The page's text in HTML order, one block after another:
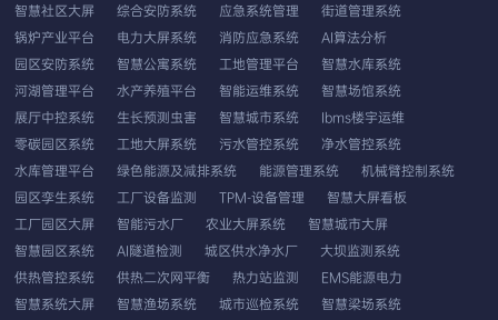
智慧社区大屏
综合安防系统 应急系统管理
街道管理系统
锅炉产业平台
电力大屏系统 消防应急系统
AI算法分析
园区安防系统
智慧公寓系统 工地管理平台
智慧水库系统
河湖管理平台
水产养殖平台 智能运维系统
智慧场馆系统
展厅中控系统
生长预测虫害 智慧城市系统
Ibms楼宇运维
零碳园区系统
工地大屏系统 污水管控系统
净水管控系统
水库管理平台
绿色能源及减排系统 能源管理系统
机械臂控制系统
园区孪生系统
工厂设备监测 TPM-设备管理
智慧大屏看板
工厂园区大屏
智能污水厂 农业大屏系统
智慧城市大屏
智慧园区系统
AI隧道检测 城区供水净水厂
大坝监测系统
供热管控系统
供热二次网平衡 热力站监测
EMS能源电力
智慧系统大屏
智慧渔场系统 城市巡检系统
智慧梁场系统